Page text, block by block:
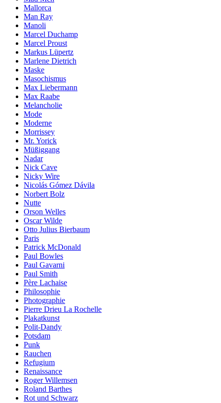
Mallorca
Man Ray
Manoli
Marcel Duchamp
Marcel Proust
Markus Lüpertz
Marlene Dietrich
Maske
Masochismus
Max Liebermann
Max Raabe
Melancholie
Mode
Moderne
Morrissey
Mr. Yorick
Müßiggang
Nadar
Nick Cave
Nicky Wire
Nicolás Gómez Dávila
Norbert Bolz
Nutte
Orson Welles
Oscar Wilde
Otto Julius Bierbaum
Paris
Patrick McDonald
Paul Bowles
Paul Gavarni
Paul Smith
Père Lachaise
Philosophie
Photographie
Pierre Drieu La Rochelle
Plakatkunst
Polit-Dandy
Potsdam
Punk
Rauchen
Refugium
Renaissance
Roger Willemsen
Roland Barthes
Rot und Schwarz